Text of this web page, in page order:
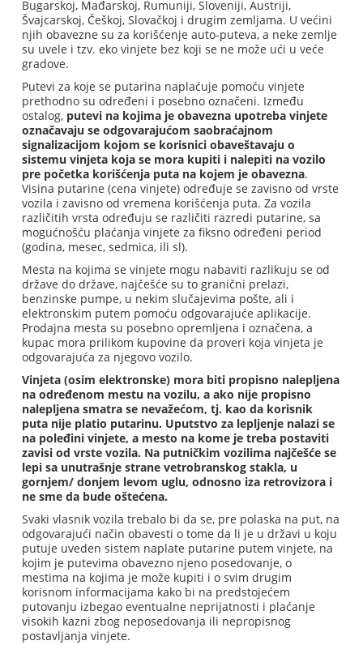
Bugarskoj, Mađarskoj, Rumuniji, Sloveniji, Austriji,
Švajcarskoj, Češkoj, Slovačkoj i drugim zemljama. U većini
njih obavezne su za korišćenje auto-puteva, a neke zemlje
su uvele i tzv. eko vinjete bez koji se ne može ući u veće
gradove.
Putevi za koje se putarina naplaćuje pomoću vinjete
prethodno su određeni i posebno označeni. Između
ostalog, putevi na kojima je obavezna upotreba vinjete
označavaju se odgovarajućom saobraćajnom
signalizacijom kojom se korisnici obaveštavaju o
sistemu vinjeta koja se mora kupiti i nalepiti na vozilo
pre početka korišćenja puta na kojem je obavezna.
Visina putarine (cena vinjete) određuje se zavisno od vrste
vozila i zavisno od vremena korišćenja puta. Za vozila
različitih vrsta određuju se različiti razredi putarine, sa
mogućnošću plaćanja vinjete za fiksno određeni period
(godina, mesec, sedmica, ili sl).
Mesta na kojima se vinjete mogu nabaviti razlikuju se od
države do države, najčešće su to granični prelazi,
benzinske pumpe, u nekim slučajevima pošte, ali i
elektronskim putem pomoću odgovarajuće aplikacije.
Prodajna mesta su posebno opremljena i označena, a
kupac mora prilikom kupovine da proveri koja vinjeta je
odgovarajuća za njegovo vozilo.
Vinjeta (osim elektronske) mora biti propisno nalepljena
na određenom mestu na vozilu, a ako nije propisno
nalepljena smatra se nevažećom, tj. kao da korisnik
puta nije platio putarinu. Uputstvo za lepljenje nalazi se
na poleđini vinjete, a mesto na kome je treba postaviti
zavisi od vrste vozila. Na putničkim vozilima najčešće se
lepi sa unutrašnje strane vetrobranskog stakla, u
gornjem/ donjem levom uglu, odnosno iza retrovizora i
ne sme da bude oštećena.
Svaki vlasnik vozila trebalo bi da se, pre polaska na put, na
odgovarajući način obavesti o tome da li je u državi u koju
putuje uveden sistem naplate putarine putem vinjete, na
kojim je putevima obavezno njeno posedovanje, o
mestima na kojima je može kupiti i o svim drugim
korisnom informacijama kako bi na predstojećem
putovanju izbegao eventualne neprijatnosti i plaćanje
visokih kazni zbog neposedovanja ili nepropisnog
postavljanja vinjete.